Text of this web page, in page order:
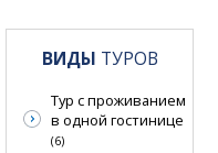
ВИДЫ ТУРОВ
Тур с проживанием
в одной гостинице
(6)